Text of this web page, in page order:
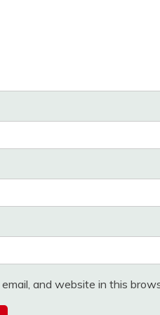
and website in this